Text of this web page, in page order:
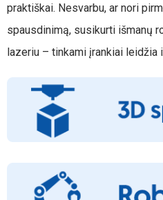
praktiškai. Nesvarbu, ar nori
spausdinimą, susikurti išmanų
lazeriu – tinkami įrankiai leidžia